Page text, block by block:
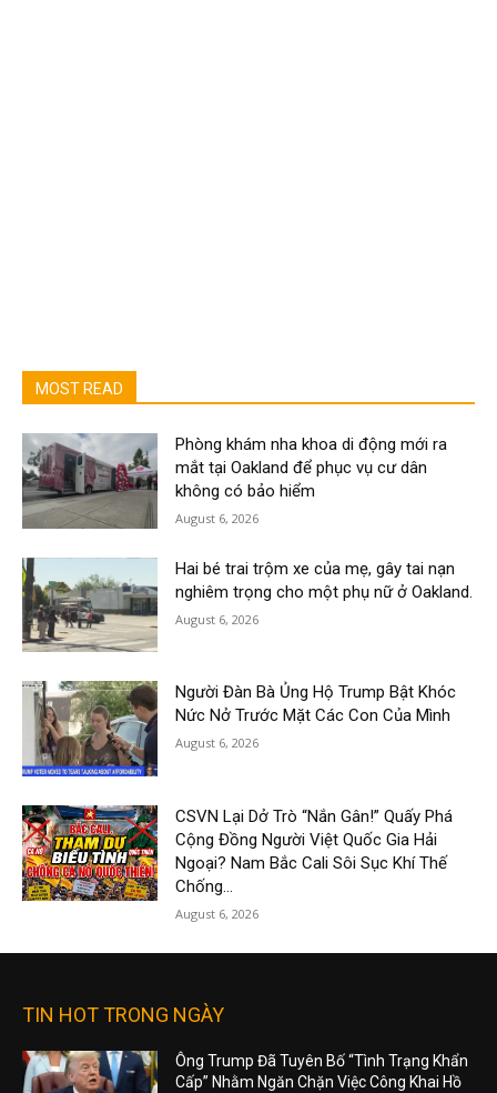
MOST READ
Phòng khám nha khoa di động mới ra
mắt tại Oakland để phục vụ cư dân
không có bảo hiểm
August 6, 2026
Hai bé trai trộm xe của mẹ, gây tai nạn
nghiêm trọng cho một phụ nữ ở Oakland.
August 6, 2026
Người Đàn Bà Ủng Hộ Trump Bật Khóc
Nức Nở Trước Mặt Các Con Của Mình
August 6, 2026
CSVN Lại Dở Trò “Nắn Gân!” Quấy Phá
Cộng Đồng Người Việt Quốc Gia Hải
Ngoại? Nam Bắc Cali Sôi Sục Khí Thế
Chống...
August 6, 2026
TIN HOT TRONG NGÀY
Ông Trump Đã Tuyên Bố “Tình Trạng Khẩn
Cấp” Nhằm Ngăn Chặn Việc Công Khai Hồ